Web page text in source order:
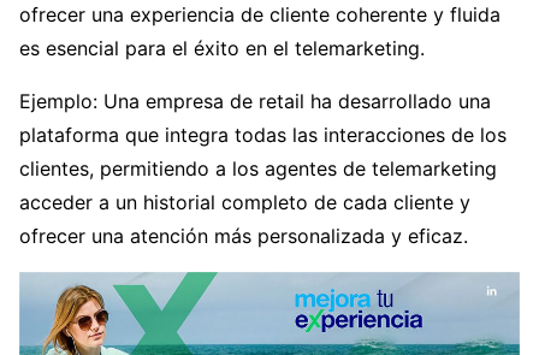
ofrecer una experiencia de cliente coherente y fluida
es esencial para el éxito en el telemarketing.
Ejemplo: Una empresa de retail ha desarrollado una
plataforma que integra todas las interacciones de los
clientes, permitiendo a los agentes de telemarketing
acceder a un historial completo de cada cliente y
ofrecer una atención más personalizada y eficaz.